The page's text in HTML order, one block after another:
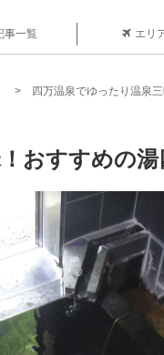
事一覧 エリ
四万温泉でゆったり温泉
おすすめの湯